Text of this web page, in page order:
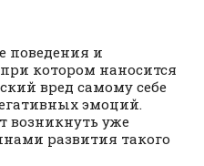
поведения и
котором наносится
вред самому себе
эмоций.
возникнуть уже
развития такого